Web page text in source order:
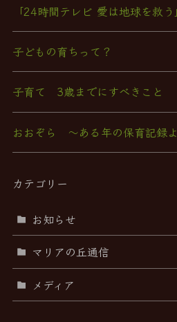
「24時間テレビ 愛は地球を救
子どもの育ちって？
子育て 3歳までにすべきこと
おおぞら ～ある年の保育記録
カテゴリー
お知らせ
マリアの丘通信
メディア